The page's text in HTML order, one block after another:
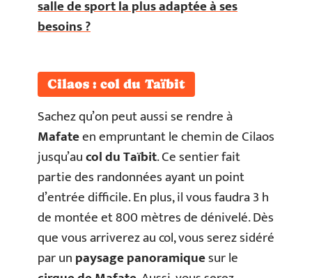
salle de sport la plus adaptée à ses
besoins ?
Cilaos : col du Taïbit
Sachez qu’on peut aussi se rendre à
Mafateen empruntant le chemin de Cilaos
jusqu’aucol du Taïbit. Ce sentier fait
partie des randonnées ayant un point
d’entrée difficile. En plus, il vous faudra 3 h
de montée et 800 mètres de dénivelé. Dès
que vous arriverez au col, vous serez sidéré
par unpaysage panoramiquesur le